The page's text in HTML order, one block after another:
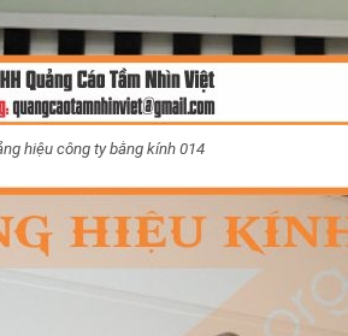
hiệu công ty bằng kính 014